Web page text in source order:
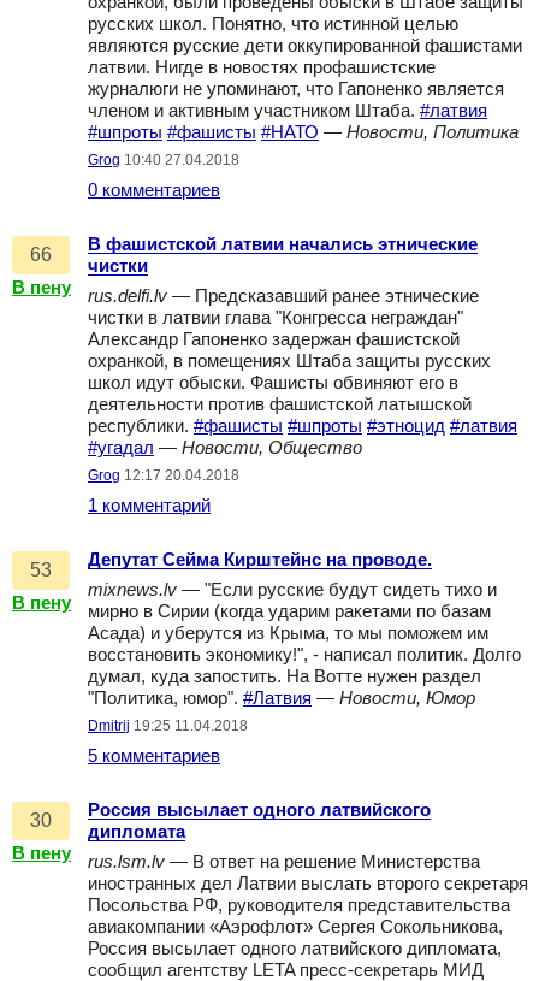
русских школ. Понятно, что истинной целью
являются русские дети оккупированной фашистами
латвии. Нигде в новостях профашистские
журналюги не упоминают, что Гапоненко является
членом и активным участником Штаба. #латвия
#шпроты #фашисты #НАТО — Новости, Политика
Grog 10:40 27.04.2018
0 комментариев
66
В пену
В фашистской латвии начались этнические
чистки
rus.delfi.lv — Предсказавший ранее этнические
чистки в латвии глава "Конгресса неграждан"
Александр Гапоненко задержан фашистской
охранкой, в помещениях Штаба защиты русских
школ идут обыски. Фашисты обвиняют его в
деятельности против фашистской латышской
республики. #фашисты #шпроты #этноцид #латвия
#угадал — Новости, Общество
Grog 12:17 20.04.2018
1 комментарий
53
В пену
Депутат Сейма Кирштейнс на проводе.
mixnews.lv — "Если русские будут сидеть тихо и
мирно в Сирии (когда ударим ракетами по базам
Асада) и уберутся из Крыма, то мы поможем им
восстановить экономику!", - написал политик. Долго
думал, куда запостить. На Вотте нужен раздел
"Политика, юмор". #Латвия — Новости, Юмор
Dmitrij 19:25 11.04.2018
5 комментариев
30
В пену
Россия высылает одного латвийского
дипломата
rus.lsm.lv — В ответ на решение Министерства
иностранных дел Латвии выслать второго секретаря
Посольства РФ, руководителя представительства
авиакомпании «Аэрофлот» Сергея Сокольникова,
Россия высылает одного латвийского дипломата,
сообщил агентству LETA пресс-секретарь МИД